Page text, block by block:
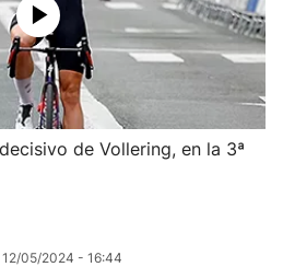
de Vollering, en la 3ª
12/05/2024 - 16:44